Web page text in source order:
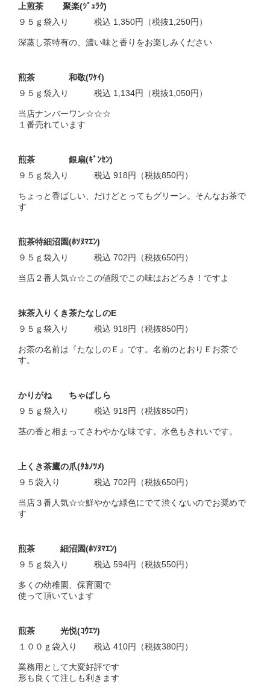
上煎茶 聚楽(ｼﾞｭﾗｸ)
９５ｇ袋入り 税込 1,350円（税抜1,250円）
深蒸し茶特有の、濃い味と香りをお楽しみください
煎茶 和敬(ﾜｹｲ)
９５ｇ袋入り 税込 1,134円（税抜1,050円）
当店ナンバーワン☆☆☆
１番売れています
煎茶 銀扇(ｷﾞﾝｾﾝ)
９５ｇ袋入り 税込 918円（税抜850円）
ちょっと香ばしい、だけどとってもグリーン。そんなお茶で
す
煎茶特細沼園(ﾎｿﾇﾏｴﾝ)
９５ｇ袋入り 税込 702円（税抜650円）
当店２番人気☆☆この値段でこの味はおどろき！ですよ
抹茶入りくき茶たなしのE
９５ｇ袋入り 税込 918円（税抜850円）
お茶の名前は『たなしのＥ』です。名前のとおりＥお茶で
す。
かりがね ちゃばしら
９５ｇ袋入り 税込 918円（税抜850円）
茎の香と相まってさわやかな味です。水色もきれいです。
上くき茶鷹の爪(ﾀｶﾉﾂﾒ)
９５袋入り 税込 702円（税抜650円）
当店３番人気☆☆鮮やかな緑色にでて渋くないのでお奨めで
す
煎茶 細沼園(ﾎｿﾇﾏｴﾝ)
９５ｇ袋入り 税込 594円（税抜550円）
多くの幼稚園、保育園で
使って頂いています
煎茶 光悦(ｺｳｴﾂ)
１００ｇ袋入り 税込 410円（税抜380円）
業務用として大変好評です
形も良くて注しも利きます